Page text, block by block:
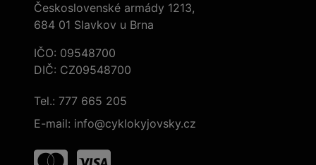
Československé armády 1213,
684 01 Slavkov u Brna
IČO: 09548700
DIČ: CZ09548700
Tel.: 777 665 205
E-mail: info@cyklokyjovsky.cz